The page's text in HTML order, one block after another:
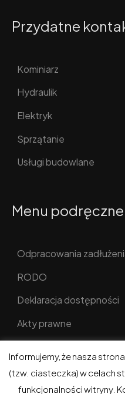
Przydatne
Kominiarz
Hydraulik
Elektryk
Sprzątanie
Usługi budowlane
Menu podręczne
Odpracowania
RODO
Deklaracja dostępności
Akty prawne
Informujemy, że nasza
(tzw. ciasteczka) w celach
funkcjonalności witryny.